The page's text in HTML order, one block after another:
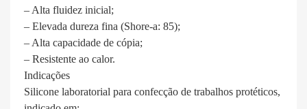
– Alta fluidez inicial;
– Elevada dureza fina (Shore-a: 85);
– Alta capacidade de cópia;
– Resistente ao calor.
Indicações
Silicone laboratorial para confecção de trabalhos protéticos,